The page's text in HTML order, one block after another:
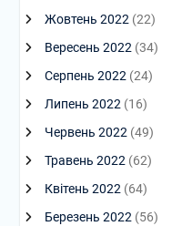
Жовтень 2022(22)
Вересень 2022(34)
Серпень 2022(24)
Липень 2022(16)
Червень 2022(49)
Травень 2022(62)
Квітень 2022(64)
Березень 2022(56)